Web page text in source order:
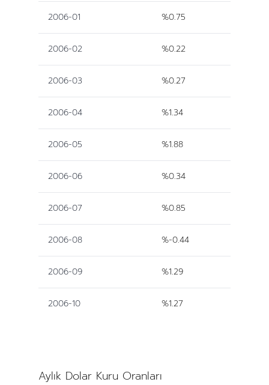
2006-01 %0.75
2006-02 %0.22
2006-03 %0.27
2006-04 %1.34
2006-05 %1.88
2006-06 %0.34
2006-07 %0.85
2006-08 %-0.44
2006-09 %1.29
2006-10 %1.27
Aylık Dolar Kuru Oranları